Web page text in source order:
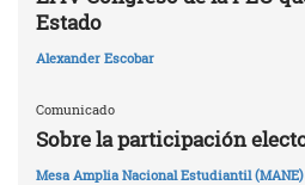
Estado
Alexander Escobar
Comunicado
Sobre la participación
Mesa Amplia Nacional Estudiantil (MANE)